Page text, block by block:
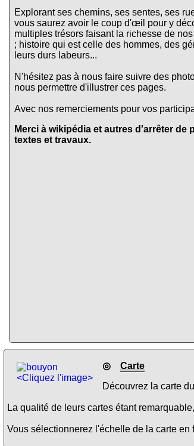
Explorant ses chemins, ses sentes, ses
vous saurez avoir le coup d'œil pour y
multiples trésors faisant la richesse de
; histoire qui est celle des hommes, des
leurs durs labeurs...
N'hésitez pas à nous faire suivre des
nous permettre d'illustrer ces pages.
Avec nos remerciements pour vos
Merci à wikipédia et autres d'arrêter de
textes et travaux.
<Cliquez l'image>
◎ Carte
Découvrez la carte
La qualité de leurs cartes étant
Vous sélectionnerez l'échelle de la carte